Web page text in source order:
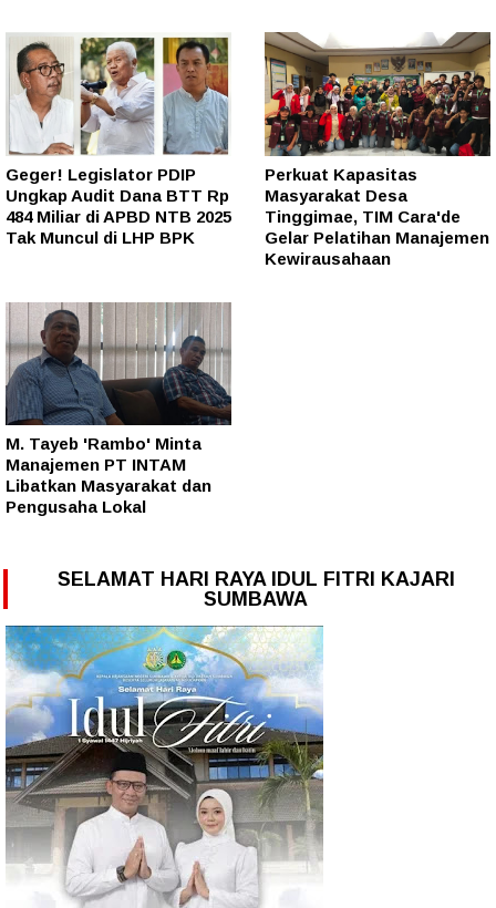
Geger! Legislator PDIP
Ungkap Audit Dana BTT Rp
484 Miliar di APBD NTB 2025
Tak Muncul di LHP BPK
Perkuat Kapasitas
Masyarakat Desa
Tinggimae, TIM Cara'de
Gelar Pelatihan Manajemen
Kewirausahaan
M. Tayeb 'Rambo' Minta
Manajemen PT INTAM
Libatkan Masyarakat dan
Pengusaha Lokal
SELAMAT HARI RAYA IDUL FITRI KAJARI
SUMBAWA